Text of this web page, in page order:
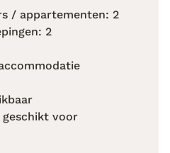
Het uitzicht is
hebt kun je zelfs het
zien. Zin in wat
duik in het zwembad om
op één van de
Wil je de omgeving
schitterende strand Playa
Park Timanfaya. Laat je
landschap dat
/ appartementen: 2
2
voor